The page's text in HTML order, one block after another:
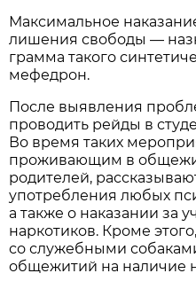
Максимальное
лишения свободы —
грамма такого
мефедрон.
После выявления
проводить рейды в
Во время таких
проживающим в
родителей,
употребления любых
а также о наказании за
наркотиков. Кроме
со служебными
общежитий на наличие